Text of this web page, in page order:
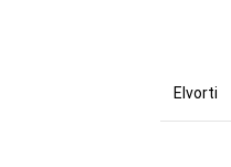
Elvorti